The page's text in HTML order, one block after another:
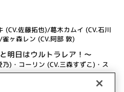
(CV.佐藤拓也)/葛木カムイ (CV.石川
ヶ森レン (CV.阿部 敦)
明日はウルトラレア！～
)・コーリン (CV.三森すずこ)・ス